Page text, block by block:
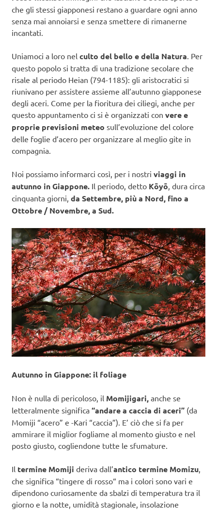
che gli stessi giapponesi restano a guardare ogni anno
senza mai annoiarsi e senza smettere di rimanerne
incantati.
Uniamoci a loro nel culto del bello e della Natura . Per
questo popolo si tratta di una tradizione secolare che
risale al periodo Heian (794-1185): gli aristocratici si
riunivano per assistere assieme all’autunno giapponese
degli aceri. Come per la fioritura dei ciliegi, anche per
questo appuntamento ci si è organizzati con vere e
proprie previsioni meteo sull’evoluzione del colore
delle foglie d’acero per organizzare al meglio gite in
compagnia.
Noi possiamo informarci così, per i nostri viaggi in
autunno in Giappone. Il periodo, detto Kōyō , dura circa
cinquanta giorni, da Settembre, più a Nord, fino a
Ottobre / Novembre, a Sud.
Autunno in Giappone: il foliage
Non è nulla di pericoloso, il Momijigari, anche se
letteralmente significa “andare a caccia di aceri” (da
Momiji “acero” e -Kari “caccia”). E’ ciò che si fa per
ammirare il miglior fogliame al momento giusto e nel
posto giusto, cogliendone tutte le sfumature.
Il termine Momiji deriva dall’antico termine Momizu,
che significa “tingere di rosso“ ma i colori sono vari e
dipendono curiosamente da sbalzi di temperatura tra il
giorno e la notte, umidità stagionale, insolazione